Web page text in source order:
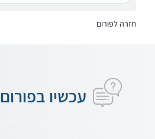
חזרה לפורום
עכשיו בפורום